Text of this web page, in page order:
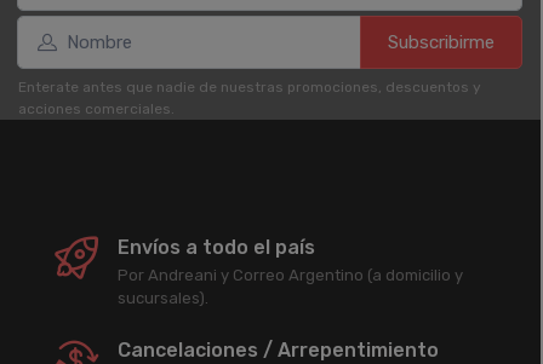
Subscribirme
Enterate antes que nadie de nuestras promociones, descuentos y
acciones comerciales.
Envíos a todo el país
Por Andreani y Correo Argentino (a domicilio y
sucursales).
Cancelaciones / Arrepentimiento